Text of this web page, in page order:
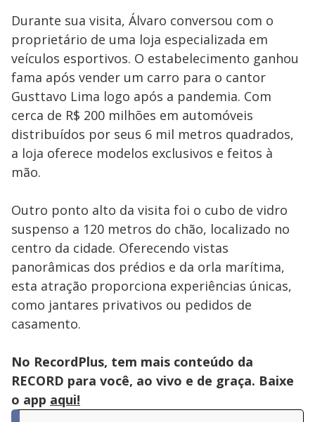
Durante sua visita, Álvaro conversou com o
proprietário de uma loja especializada em
veículos esportivos. O estabelecimento ganhou
fama após vender um carro para o cantor
Gusttavo Lima logo após a pandemia. Com
cerca de R$ 200 milhões em automóveis
distribuídos por seus 6 mil metros quadrados,
a loja oferece modelos exclusivos e feitos à
mão.
Outro ponto alto da visita foi o cubo de vidro
suspenso a 120 metros do chão, localizado no
centro da cidade. Oferecendo vistas
panorâmicas dos prédios e da orla marítima,
esta atração proporciona experiências únicas,
como jantares privativos ou pedidos de
casamento.
No RecordPlus, tem mais conteúdo da
RECORD para você, ao vivo e de graça. Baixe
o app aqui!